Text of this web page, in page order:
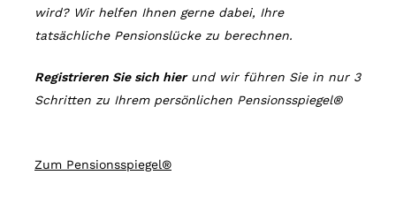
wird? Wir helfen Ihnen gerne dabei, Ihre
tatsächliche Pensionslücke zu berechnen.
Registrieren Sie sich hierund wir führen Sie in nur 3
Schritten zu Ihrem persönlichen Pensionsspiegel®
Zum Pensionsspiegel®